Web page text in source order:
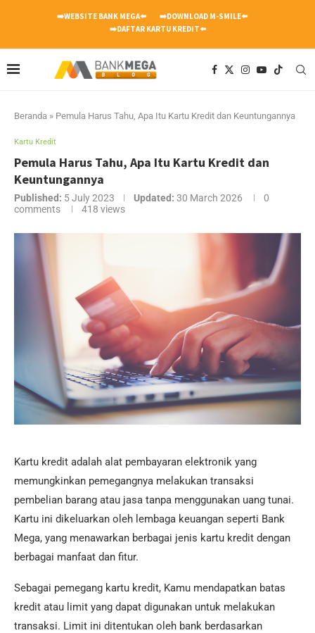
➡️WEBSITE BANK MEGA⬅️
➡️DOWNLOAD M-SMILE⬅️
➡️DAFTAR KARTU KREDIT⬅️
Beranda » Pemula Harus Tahu, Apa Itu Kartu Kredit dan Keuntungannya
Kartu Kredit
Pemula Harus Tahu, Apa Itu Kartu Kredit dan
Keuntungannya
Published: 5 July 2023 Updated: 30 March 2026
0
comments
418 views
Kartu kredit adalah alat pembayaran elektronik yang
memungkinkan pemegangnya melakukan transaksi
pembelian barang atau jasa tanpa menggunakan uang tunai.
Kartu ini dikeluarkan oleh lembaga keuangan seperti Bank
Mega, yang menawarkan berbagai jenis kartu kredit dengan
berbagai manfaat dan fitur.
Sebagai pemegang kartu kredit, Kamu mendapatkan batas
kredit atau limit yang dapat digunakan untuk melakukan
transaksi. Limit ini ditentukan oleh bank berdasarkan